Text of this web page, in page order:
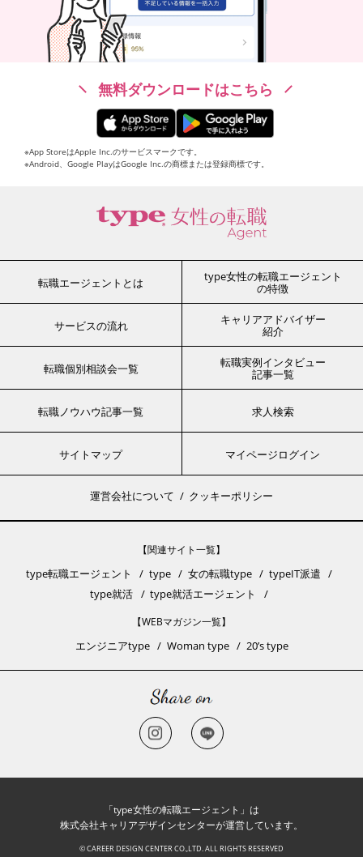
無料ダウンロードはこちら
※App StoreはApple Inc.のサービスマークです。
※Android、Google PlayはGoogle Inc.の商標または登録商標です。
転職エージェントとは
type女性の転職エージェント
の特徴
サービスの流れ
キャリアアドバイザー
紹介
転職個別相談会一覧
転職実例インタビュー
記事一覧
転職ノウハウ記事一覧 求人検索
サイトマップ マイページログイン
運営会社について クッキーポリシー
【関連サイト一覧】
type転職エージェント type 女の転職type
typeIT派遣
type就活
type就活エージェント
【WEBマガジン一覧】
エンジニアtype Woman type 20’s type
「type女性の転職エージェント」は
株式会社キャリアデザインセンターが運営しています。
© CAREER DESIGN CENTER CO.,LTD. ALL RIGHTS RESERVED